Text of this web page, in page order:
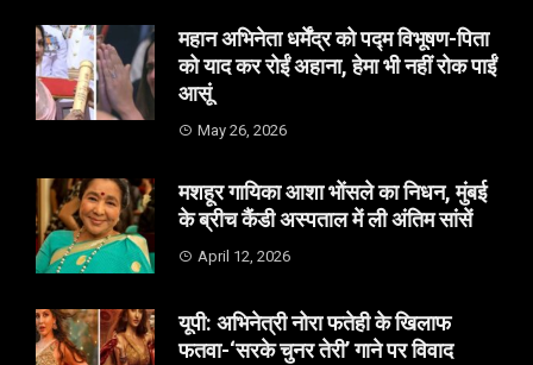
महान अभिनेता धर्मेंद्र को पद्म विभूषण-पिता
को याद कर रोईं अहाना, हेमा भी नहीं रोक पाईं
आसूं
May 26, 2026
मशहूर गायिका आशा भोंसले का निधन, मुंबई
के ब्रीच कैंडी अस्पताल में ली अंतिम सांसें
April 12, 2026
यूपी: अभिनेत्री नोरा फतेही के खिलाफ
फतवा-‘सरके चुनर तेरी’ गाने पर विवाद